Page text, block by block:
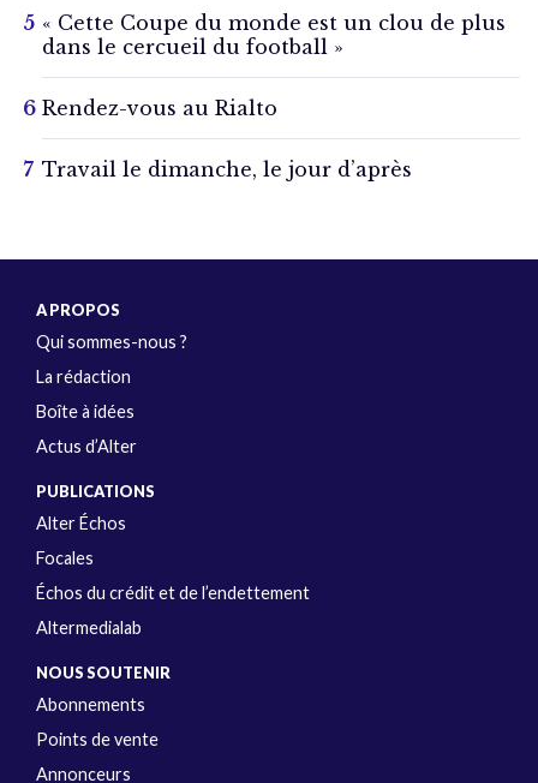
« Cette Coupe du monde est un clou de plus
dans le cercueil du football »
Rendez-vous au Rialto
Travail le dimanche, le jour d’après
A PROPOS
Qui sommes-nous ?
La rédaction
Boîte à idées
Actus d’Alter
PUBLICATIONS
Alter Échos
Focales
Échos du crédit et de l’endettement
Altermedialab
NOUS SOUTENIR
Abonnements
Points de vente
Annonceurs